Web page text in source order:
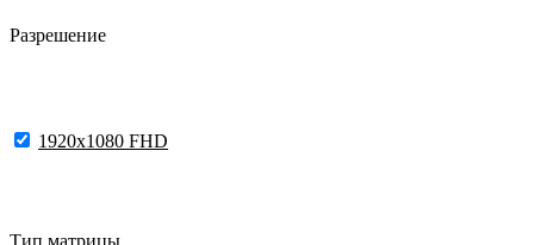
Разрешение
1920x1080 FHD
Тип матрицы